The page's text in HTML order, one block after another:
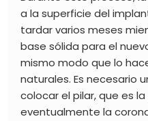
a la superficie del
tardar varios meses
base sólida para el
mismo modo que lo
naturales. Es necesario
colocar el pilar, que es
eventualmente la